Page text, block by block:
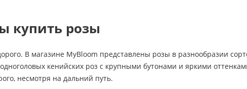
купить розы
В магазине MyBloom представлены розы в разнообразии
одноголовых кенийских роз с крупными бутонами и яркими
несмотря на дальний путь.